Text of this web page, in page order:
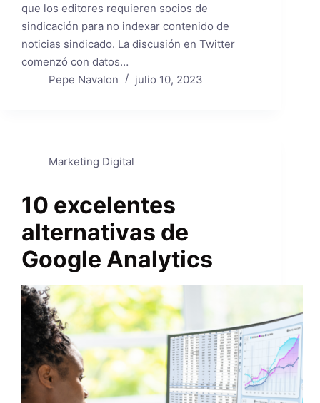
que los editores requieren socios de
sindicación para no indexar contenido de
noticias sindicado. La discusión en Twitter
comenzó con datos…
Pepe Navalon
julio 10, 2023
Marketing Digital
10 excelentes
alternativas de
Google Analytics